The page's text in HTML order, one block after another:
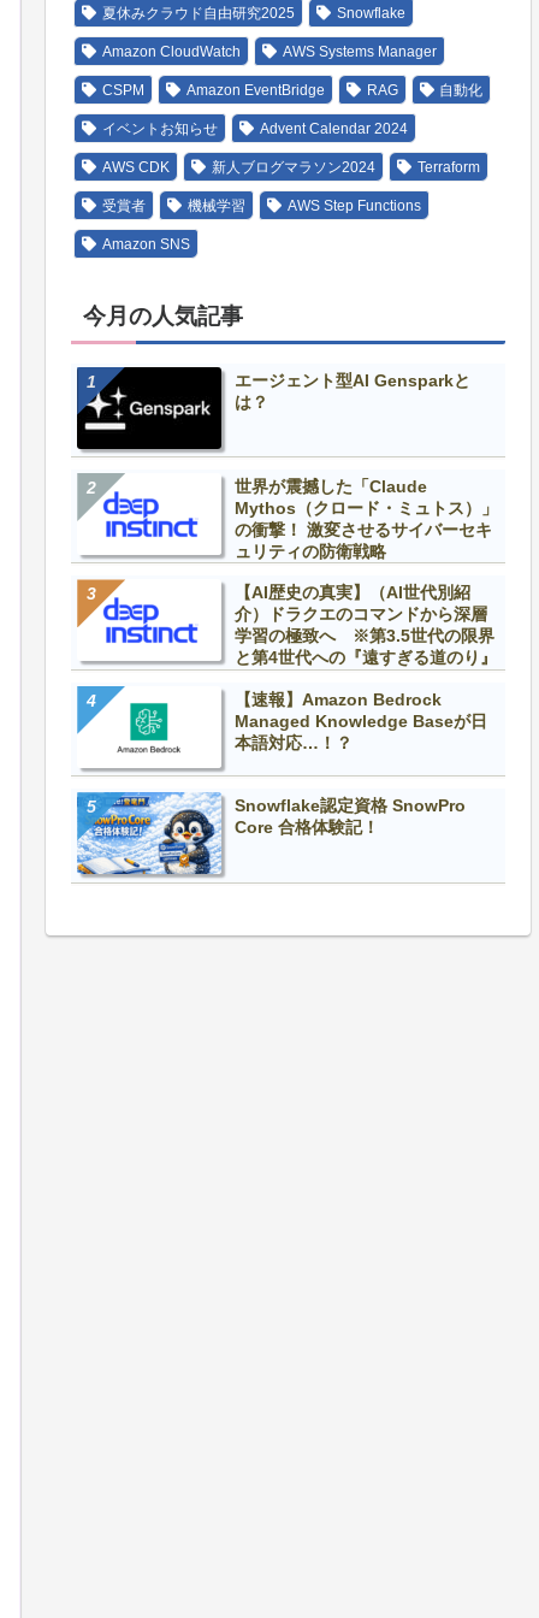
夏休みクラウド自由研究2025 Snowflake
Amazon CloudWatch AWS Systems Manager
CSPM Amazon EventBridge RAG 自動化
イベントお知らせ Advent Calendar 2024
AWS CDK 新人ブログマラソン2024 Terraform
受賞者 機械学習 AWS Step Functions
Amazon SNS
今月の人気記事
エージェント型AI Gensparkと
は？
世界が震撼した「Claude
Mythos（クロード・ミュトス）」
の衝撃！ 激変させるサイバーセキ
ュリティの防衛戦略
【AI歴史の真実】（AI世代別紹
介）ドラクエのコマンドから深層
学習の極致へ ※第3.5世代の限界
と第4世代への『遠すぎる道のり』
【速報】Amazon Bedrock
Managed Knowledge Baseが日
本語対応…！？
Snowflake認定資格 SnowPro
Core 合格体験記！